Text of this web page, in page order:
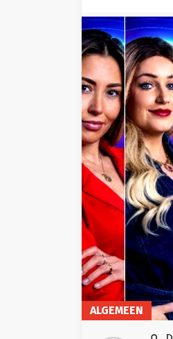
ALGEMEEN